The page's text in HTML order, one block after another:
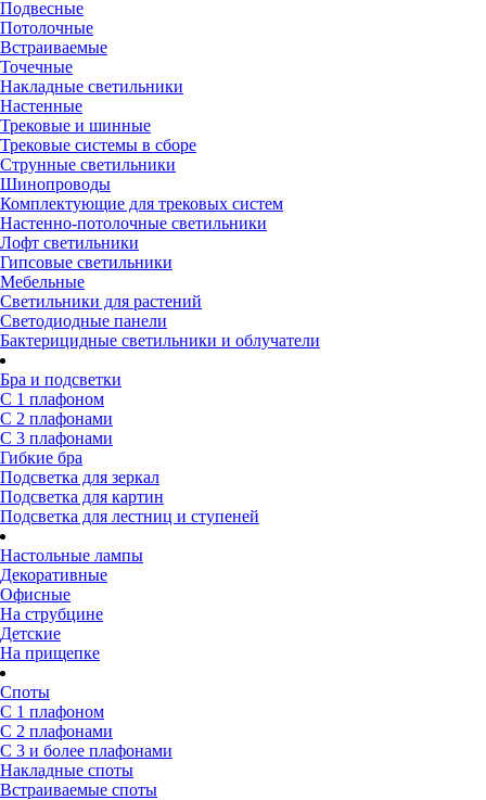
Подвесные
Потолочные
Встраиваемые
Точечные
Накладные светильники
Настенные
Трековые и шинные
Трековые системы в сборе
Струнные светильники
Шинопроводы
Комплектующие для трековых систем
Настенно-потолочные светильники
Лофт светильники
Гипсовые светильники
Мебельные
Светильники для растений
Светодиодные панели
Бактерицидные светильники и облучатели
Бра и подсветки
С 1 плафоном
С 2 плафонами
С 3 плафонами
Гибкие бра
Подсветка для зеркал
Подсветка для картин
Подсветка для лестниц и ступеней
Настольные лампы
Декоративные
Офисные
На струбцине
Детские
На прищепке
Споты
С 1 плафоном
С 2 плафонами
С 3 и более плафонами
Накладные споты
Встраиваемые споты